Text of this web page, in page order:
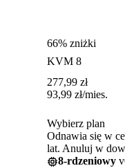
66% zniżki
KVM 8
277,99 zł
93,99 zł/mies.
Wybierz plan
Odnawia się w
lat. Anuluj w
8-rdzeniowy